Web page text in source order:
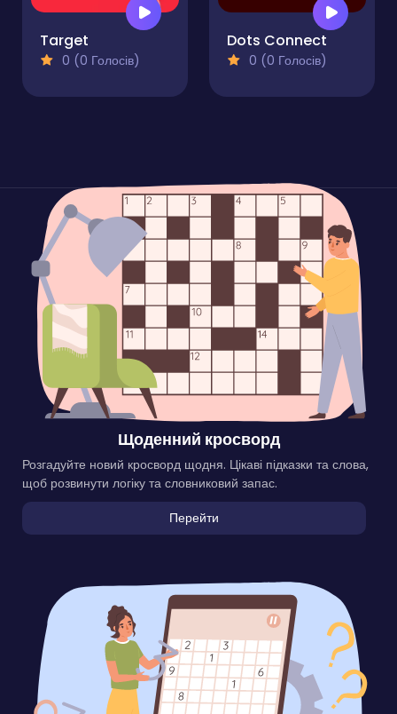
Target
0 (0 Голосів)
Dots Connect
0 (0 Голосів)
Щоденний кросворд
Розгадуйте новий кросворд щодня. Цікаві підказки та слова,
щоб розвинути логіку та словниковий запас.
Перейти